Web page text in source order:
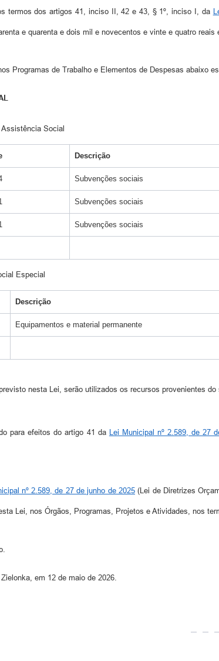
termos dos artigos 41, inciso II, 42 e 43, § 1º, inciso I, da
e quarenta e dois mil e novecentos e vinte e quatro
Programas de Trabalho e Elementos de Despesas abaixo
Social
Descrição
Subvenções sociais
Subvenções sociais
Subvenções sociais
Especial
Descrição
Equipamentos e material permanente
nesta Lei, serão utilizados os recursos provenientes
para efeitos do artigo 41 da Lei Municipal nº 2.589, de 27
nº 2.589, de 27 de junho de 2025 (Lei de Diretrizes
Lei, nos Órgãos, Programas, Projetos e Atividades, nos
em 12 de maio de 2026.